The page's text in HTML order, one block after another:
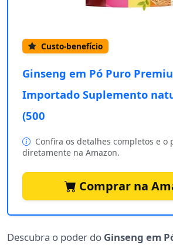
Custo-benefício
Ginseng em Pó Puro
Importado Suplemento
(500
Confira os detalhes completos e o
diretamente na Amazon.
Comprar na
Descubra o poder do Ginseng em